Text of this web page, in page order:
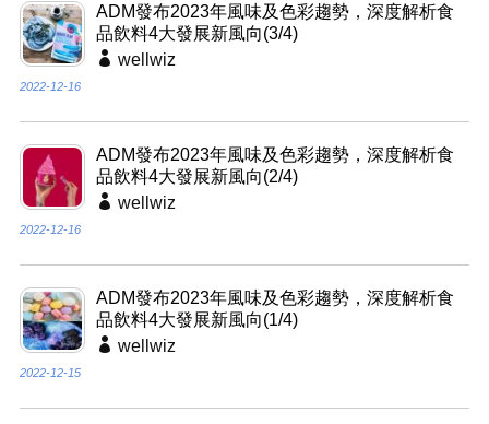
ADM發布2023年風味及色彩趨勢，深度解析食
品飲料4大發展新風向(3/4)
wellwiz
2022-12-16
ADM發布2023年風味及色彩趨勢，深度解析食
品飲料4大發展新風向(2/4)
wellwiz
2022-12-16
ADM發布2023年風味及色彩趨勢，深度解析食
品飲料4大發展新風向(1/4)
wellwiz
2022-12-15